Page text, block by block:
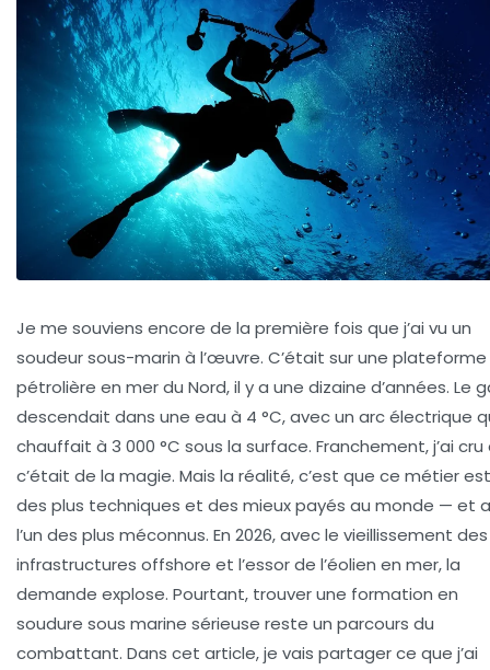
Je me souviens encore de la première fois que j’ai vu un
soudeur sous-marin à l’œuvre. C’était sur une plateforme
pétrolière en mer du Nord, il y a une dizaine d’années. Le
descendait dans une eau à 4 °C, avec un arc électrique
chauffait à 3 000 °C sous la surface. Franchement, j’ai cru
c’était de la magie. Mais la réalité, c’est que ce métier est
des plus techniques et des mieux payés au monde — et
l’un des plus méconnus. En 2026, avec le vieillissement des
infrastructures offshore et l’essor de l’éolien en mer, la
demande explose. Pourtant, trouver une formation en
soudure sous marine sérieuse reste un parcours du
combattant. Dans cet article, je vais partager ce que j’ai